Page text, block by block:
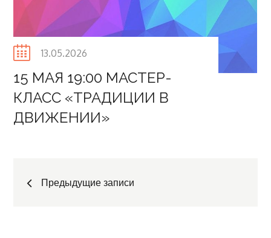
Posted
13.05.2026
15 МАЯ 19:00 МАСТЕР-
КЛАСС «ТРАДИЦИИ В
ДВИЖЕНИИ»⁣
Навигация
Предыдущие записи